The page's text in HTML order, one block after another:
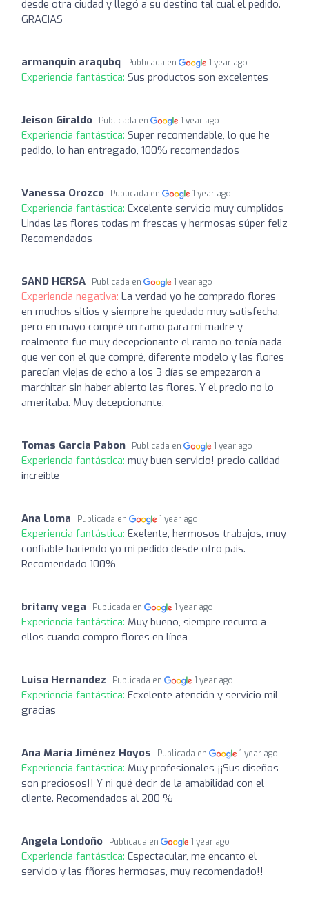
desde otra ciudad y llegó a su destino tal cual el pedido.
GRACIAS
armanquin araqubq Publicada en 1 year ago
Experiencia fantástica: Sus productos son excelentes
Jeison Giraldo Publicada en 1 year ago
Experiencia fantástica: Super recomendable, lo que he
pedido, lo han entregado, 100% recomendados
Vanessa Orozco Publicada en 1 year ago
Experiencia fantástica: Excelente servicio muy cumplidos
Lindas las flores todas m frescas y hermosas súper feliz
Recomendados
SAND HERSA Publicada en 1 year ago
Experiencia negativa: La verdad yo he comprado flores
en muchos sitios y siempre he quedado muy satisfecha,
pero en mayo compré un ramo para mi madre y
realmente fue muy decepcionante el ramo no tenía nada
que ver con el que compré, diferente modelo y las flores
parecían viejas de echo a los 3 días se empezaron a
marchitar sin haber abierto las flores. Y el precio no lo
ameritaba. Muy decepcionante.
Tomas Garcia Pabon Publicada en 1 year ago
Experiencia fantástica: muy buen servicio! precio calidad
increible
Ana Loma Publicada en 1 year ago
Experiencia fantástica: Exelente, hermosos trabajos, muy
confiable haciendo yo mi pedido desde otro pais.
Recomendado 100%
britany vega Publicada en 1 year ago
Experiencia fantástica: Muy bueno, siempre recurro a
ellos cuando compro flores en línea
Luisa Hernandez Publicada en 1 year ago
Experiencia fantástica: Ecxelente atención y servicio mil
gracias
Ana María Jiménez Hoyos Publicada en 1 year ago
Experiencia fantástica: Muy profesionales ¡¡Sus diseños
son preciosos!! Y ni qué decir de la amabilidad con el
cliente. Recomendados al 200 %
Angela Londoño Publicada en 1 year ago
Experiencia fantástica: Espectacular, me encanto el
servicio y las fñores hermosas, muy recomendado!!